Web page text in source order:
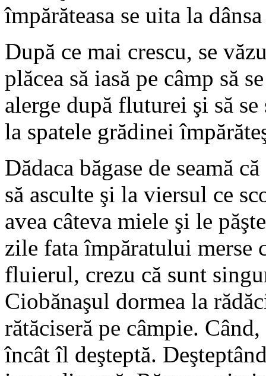
împărăteasa se uita la
După ce mai crescu, se
plăcea să iasă pe câmp să
alerge după fluturei şi să
la spatele grădinei
Dădaca băgase de seamă
să asculte şi la viersul ce
avea câteva miele şi le
zile fata împăratului merse
fluierul, crezu că sunt
Ciobănaşul dormea la
rătăciseră pe câmpie.
încât îl deşteptă.